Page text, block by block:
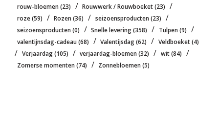
rouw-bloemen(23) / Rouwwerk / Rouwboeket(23) /
roze(59) / Rozen(36) / seizoensproducten(23) /
seizoensproducten(0) / Snelle levering(358) / Tulpen(9) /
valentijnsdag-cadeau(68) / Valentijsdag(62) / Veldboeket(4)
/ Verjaardag(105) / verjaardag-bloemen(32) / wit(84) /
Zomerse momenten(74) / Zonnebloemen(5)